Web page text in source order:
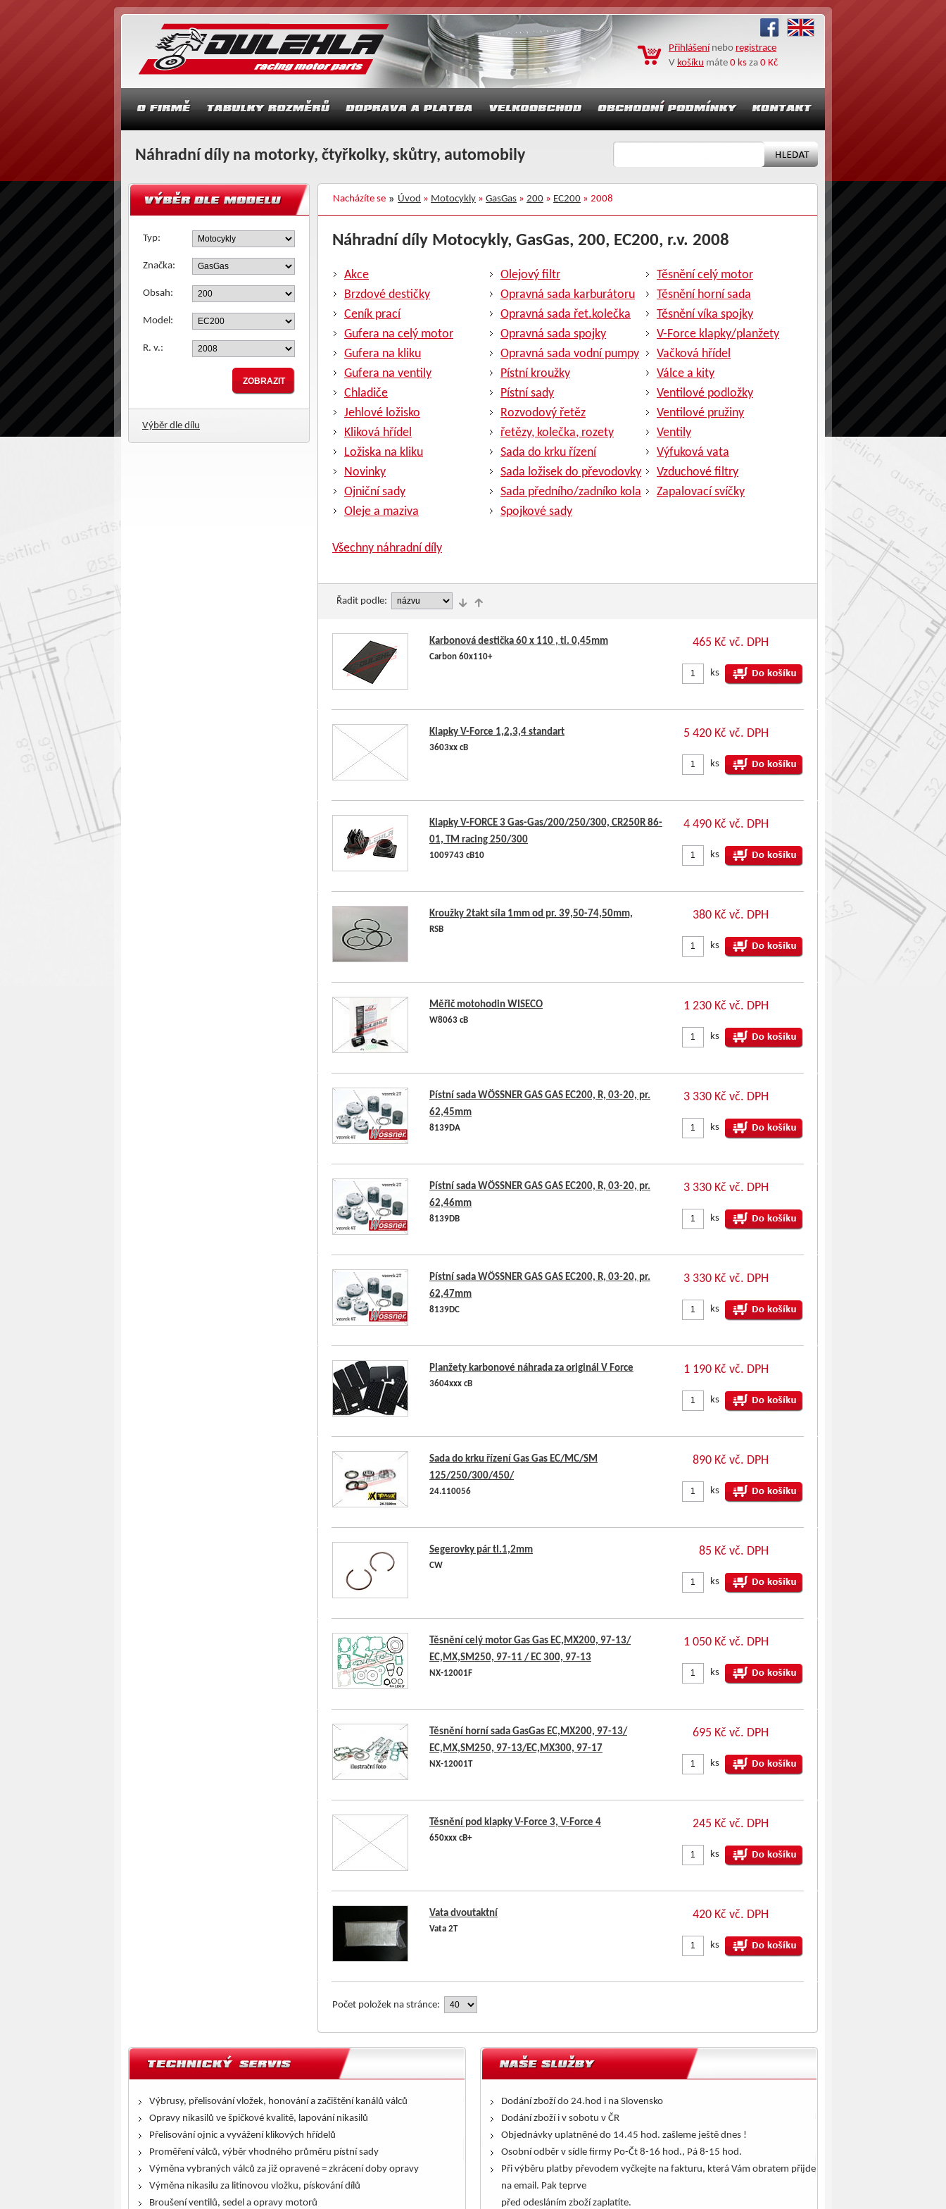
Přihlášení nebo registrace
V košíku máte 0 ks za 0 Kč
Náhradní díly na motorky, čtyřkolky, skůtry, automobily
Nacházíte se Úvod » Motocykly » GasGas » 200 » EC200 » 2008
Typ:
Značka:
Obsah:
Model:
R. v.:
Výběr dle dílu
Náhradní díly Motocykly, GasGas, 200, EC200, r.v. 2008
Akce Olejový filtr
Těsnění celý motor
Brzdové destičky
Opravná sada karburátoru
Těsnění horní sada
Ceník prací
Opravná sada řet.kolečka
Těsnění víka spojky
Gufera na celý motor
Opravná sada spojky
V-Force klapky/planžety
Gufera na kliku
Opravná sada vodní pumpy
Vačková hřídel
Gufera na ventily
Pístní kroužky
Válce a kity
Chladiče
Pístní sady
Ventilové podložky
Jehlové ložisko
Rozvodový řetěz
Ventilové pružiny
Kliková hřídel
řetězy, kolečka, rozety
Ventily
Ložiska na kliku
Sada do krku řízení
Výfuková vata
Novinky
Sada ložisek do převodovky
Vzduchové filtry
Ojniční sady
Sada předního/zadníko kola
Zapalovací svíčky
Oleje a maziva
Spojkové sady
Všechny náhradní díly
Řadit podle:
Karbonová destička 60 x 110 , tl. 0,45mm
Carbon 60x110+
465 Kč vč. DPH
ks
Klapky V-Force 1,2,3,4 standart
3603xx cB
5 420 Kč vč. DPH
ks
Klapky V-FORCE 3 Gas-Gas/200/250/300, CR250R 86-
01, TM racing 250/300
1009743 cB10
4 490 Kč vč. DPH
ks
Kroužky 2takt síla 1mm od pr. 39,50-74,50mm,
RSB
380 Kč vč. DPH
ks
Měřič motohodin WISECO
W8063 cB
1 230 Kč vč. DPH
ks
Pístní sada WÖSSNER GAS GAS EC200, R, 03-20, pr.
62,45mm
8139DA
3 330 Kč vč. DPH
ks
Pístní sada WÖSSNER GAS GAS EC200, R, 03-20, pr.
62,46mm
8139DB
3 330 Kč vč. DPH
ks
Pístní sada WÖSSNER GAS GAS EC200, R, 03-20, pr.
62,47mm
8139DC
3 330 Kč vč. DPH
ks
Planžety karbonové náhrada za originál V Force
3604xxx cB
1 190 Kč vč. DPH
ks
Sada do krku řízení Gas Gas EC/MC/SM
125/250/300/450/
24.110056
890 Kč vč. DPH
ks
Segerovky pár tl.1,2mm
CW
85 Kč vč. DPH
ks
Těsnění celý motor Gas Gas EC,MX200, 97-13/
EC,MX,SM250, 97-11 / EC 300, 97-13
NX-12001F
1 050 Kč vč. DPH
ks
Těsnění horní sada GasGas EC,MX200, 97-13/
EC,MX,SM250, 97-13/EC,MX300, 97-17
NX-12001T
695 Kč vč. DPH
ks
Těsnění pod klapky V-Force 3, V-Force 4
650xxx cB+
245 Kč vč. DPH
ks
Vata dvoutaktní
Vata 2T
420 Kč vč. DPH
ks
Počet položek na stránce:
Výbrusy, přelisování vložek, honování a začištění kanálů válců
Opravy nikasilů ve špičkové kvalitě, lapování nikasilů
Přelisování ojnic a vyvážení klikových hřídelů
Proměření válců, výběr vhodného průměru pístní sady
Výměna vybraných válců za již opravené = zkrácení doby opravy
Výměna nikasilu za litinovou vložku, pískování dílů
Broušení ventilů, sedel a opravy motorů
Dodání zboží do 24.hod i na Slovensko
Dodání zboží i v sobotu v ČR
Objednávky uplatněné do 14.45 hod. zašleme ještě dnes !
Osobní odběr v sídle firmy Po-Čt 8-16 hod., Pá 8-15 hod.
Při výběru platby převodem vyčkejte na fakturu, která Vám obratem přijde
na email. Pak teprve
před odesláním zboží zaplatíte.